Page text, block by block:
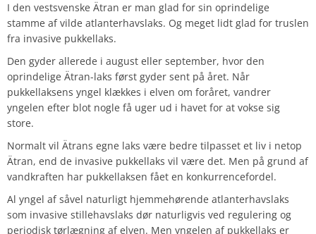
I den vestsvenske Ätran er man glad for sin oprindelige
stamme af vilde atlanterhavslaks. Og meget lidt glad for truslen
fra invasive pukkellaks.
Den gyder allerede i august eller september, hvor den
oprindelige Ätran-laks først gyder sent på året. Når
pukkellaksens yngel klækkes i elven om foråret, vandrer
yngelen efter blot nogle få uger ud i havet for at vokse sig
store.
Normalt vil Ätrans egne laks være bedre tilpasset et liv i netop
Ätran, end de invasive pukkellaks vil være det. Men på grund af
vandkraften har pukkellaksen fået en konkurrencefordel.
Al yngel af såvel naturligt hjemmehørende atlanterhavslaks
som invasive stillehavslaks dør naturligvis ved regulering og
periodisk tørlægning af elven. Men yngelen af ​​pukkellaks er